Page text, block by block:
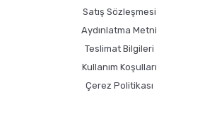
Satış Sözleşmesi
Aydınlatma Metni
Teslimat Bilgileri
Kullanım Koşulları
Çerez Politikası